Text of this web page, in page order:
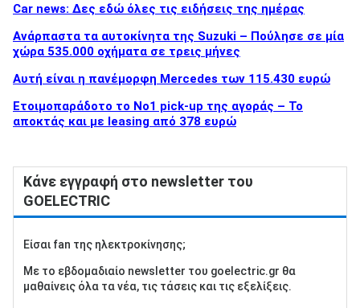
Car news: Δες εδώ όλες τις ειδήσεις της ημέρας
Ανάρπαστα τα αυτοκίνητα της Suzuki – Πούλησε σε μία
χώρα 535.000 οχήματα σε τρεις μήνες
Αυτή είναι η πανέμορφη Mercedes των 115.430 ευρώ
Ετοιμοπαράδοτο το Νο1 pick-up της αγοράς – Το
αποκτάς και με leasing από 378 ευρώ
Κάνε εγγραφή στο newsletter του
GOELECTRIC
Είσαι fan της ηλεκτροκίνησης;
Με το εβδομαδιαίο newsletter του goelectric.gr θα
μαθαίνεις όλα τα νέα, τις τάσεις και τις εξελίξεις.